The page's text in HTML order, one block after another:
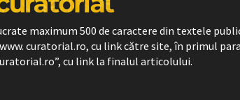
maximum 500 de caractere din textele
curatorial.ro, cu link către site, în primul
cu link la finalul articolului.